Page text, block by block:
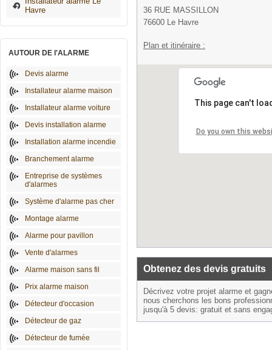
Havre
AUTOUR DE l'ALARME
Devis alarme
Installateur alarme maison
Installateur alarme voiture
Devis installation alarme
Installation alarme incendie
Branchement alarme
Entreprise de systèmes
d'alarmes
Système d'alarme pas cher
Montage alarme
Alarme pour pavillon
Vente d'alarmes
Alarme maison sans fil
Prix alarme maison
Détecteur d'occasion
Détecteur de gaz
Détecteur de fumée
36 RUE MASSILLON
76600 Le Havre
Plan et itinéraire :
This page can't
Do you own this
Obtenez des devis gratuits
Décrivez votre projet alarme et
nous cherchons les bons
jusqu'à 5 devis: gratuit et sans